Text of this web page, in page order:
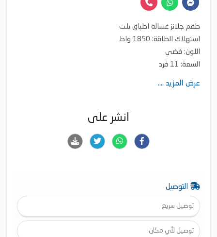
طقم جلانز غسالة اطباق بلت
​استهلاك الطاقة: 1850 واط
اللون: فضي
السعة: 11 فرد
أبعاد المنتج: 81.5x44.8×57.8 سم
القدرة الكهربائية : 700 واط
عرض المزيد ....
انشر على
التوصيل
توصيل سريع
توصيل لأي مكان